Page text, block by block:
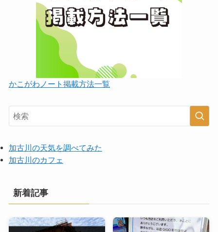
かこがわノート掲載方法一覧
加古川の天気を調べてみた
加古川のカフェ
新着記事